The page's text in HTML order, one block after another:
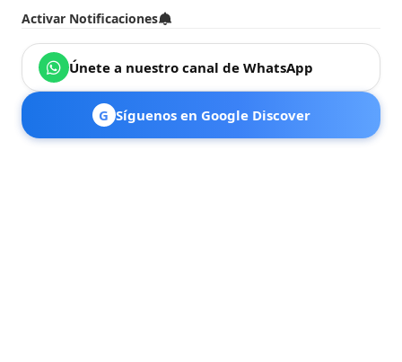
Activar Notificaciones
Únete a nuestro canal de WhatsApp
G Síguenos en Google Discover